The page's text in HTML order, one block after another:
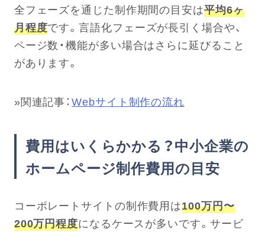
全フェーズを通じた制作期間の目安は平均6ヶ
月程度です。言語化フェーズが長引く場合や、
ページ数・機能が多い場合はさらに延びること
があります。
»関連記事：Webサイト制作の流れ
費用はいくらかかる？中小企業の
ホームページ制作費用の目安
コーポレートサイトの制作費用は100万円〜
200万円程度になるケースが多いです。サービ